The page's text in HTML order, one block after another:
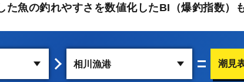
魚の釣れやすさを数値化したBI（爆釣指数）
潮見